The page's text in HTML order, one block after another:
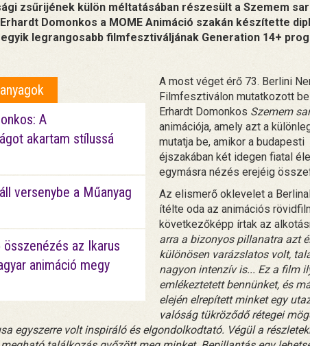
zsűrijének külön méltatásában részesült a Szemem
Domonkos a MOME Animáció szakán készítette
legrangosabb filmfesztiváljának Generation 14+
A
akartam stílussá
versenybe a Műanyag
az Ikarus
animáció megy
A most véget érő 73. Berlini
Filmfesztiválon mutatkozott be
Erhardt Domonkos Szemem
animációja, amely azt a
mutatja be, amikor a budapesti
éjszakában két idegen fiatal
egymásra nézés erejéig
Az elismerő oklevelet a
ítélte oda az animációs
következőképp írtak az
arra a bizonyos pillanatra azt
különösen varázslatos volt,
nagyon intenzív is... Ez a film
emlékeztetett bennünket, és
elején elrepített minket egy
valóság tükröződő rétegei
egyszerre volt inspiráló és elgondolkodtató. Végül a